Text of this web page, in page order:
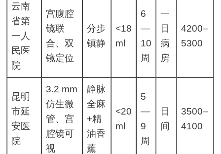
云南
省第
一人
民医
院
宫腹腔
镜联
合、双
镜定位
分步
镇静
<18
ml
6
—
10
周
一
日
病
房
4200–
5300
昆明
市延
安医
院
3.2 mm
仿生微
管、宫
腔镜可
视
静脉
全麻
+精
油香
薰
<20
ml
5
—
9
周
日
间
3500–
4100